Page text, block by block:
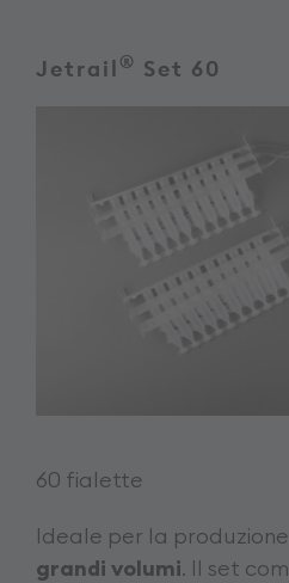
Jetrail ® Set 60
60 fialette
Ideale per la
grandi volumi. Il set